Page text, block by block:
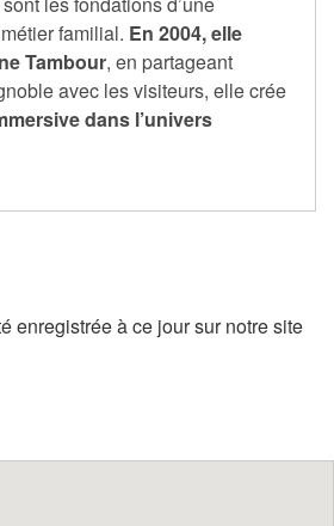
familial. En 2004, elle
Tambour, en partageant
avec les visiteurs, elle crée
dans l’univers
enregistrée à ce jour sur notre site